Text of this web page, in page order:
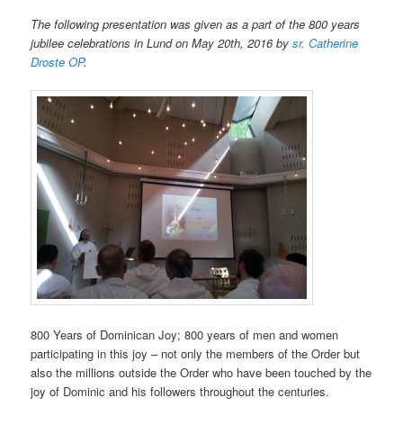
The following presentation was given as a part of the 800 years
jubilee celebrations in Lund on May 20th, 2016 bysr. Catherine
Droste OP.
800 Years of Dominican Joy; 800 years of men and women
participating in this joy – not only the members of the Order but
also the millions outside the Order who have been touched by the
joy of Dominic and his followers throughout the centuries.